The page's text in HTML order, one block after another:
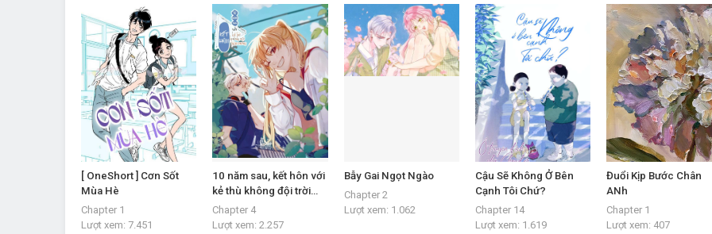
[ OneShort ] Cơn Sốt
Mùa Hè
Chapter 1
Lượt xem: 7.451
10 năm sau, kết hôn với
kẻ thù không đội trời
chung
Chapter 4
Lượt xem: 2.257
Bẫy Gai Ngọt Ngào
Chapter 2
Lượt xem: 1.062
Cậu Sẽ Không Ở Bên
Cạnh Tôi Chứ?
Chapter 14
Lượt xem: 1.619
Đuổi Kịp Bước Chân
ANh
Chapter 1
Lượt xem: 407